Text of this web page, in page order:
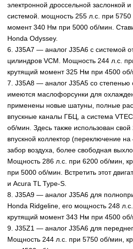
электронной дроссельной заслонкой
системой. мощность 255 л.с. при
момент 340 Нм при 5000 об/мин.
Honda Odyssey.
6. J35A7 — аналог J35A6 с системой
цилиндров VCM. Мощность 244 л.с.
крутящий момент 325 Нм при 4500
7. J35A8 — аналог J35A5 со степенью
имеются маслофорсунки для
применены новые шатуны, полные
впускные каналы ГБЦ, а система
об/мин. Здесь также использован свой
впускной коллектор (переключение
забор воздуха, более свободная
Мощность 286 л.с. при 6200 об/мин,
при 5000 об/мин. Встретить этот
и Acura TL Type-S.
8. J35A9 — аналог J35A6 для
Honda Ridgeline, его мощность 248
крутящий момент 343 Нм при 4500
9. J35Z1 — аналог J35A6 для
Мощность 244 л.с. при 5750 об/мин,